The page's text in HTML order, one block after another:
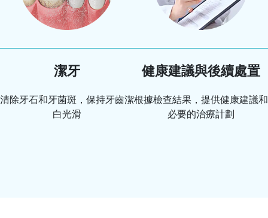
潔牙
清除牙石和牙菌斑，保持牙齒潔
白光滑
健康建議與後續處置
根據檢查結果，提供健康建議和
必要的治療計劃